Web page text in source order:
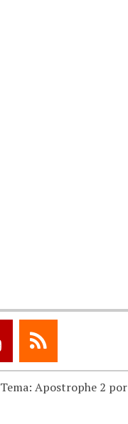
Tema: Apostrophe 2 por